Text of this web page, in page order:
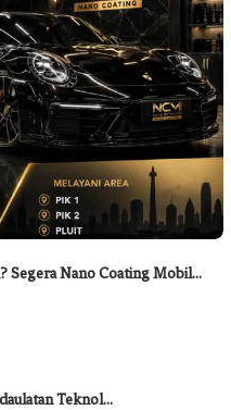
Segera Nano Coating Mobil…
Teknol…